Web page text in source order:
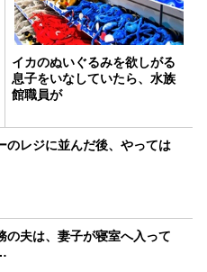
イカのぬいぐるみを欲しがる
息子をいなしていたら、水族
館職員が
のレジに並んだ後、やっては
の夫は、妻子が寝室へ入って